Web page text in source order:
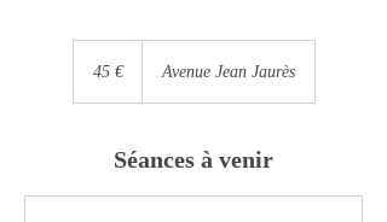
45 € Avenue Jean Jaurès
Séances à venir